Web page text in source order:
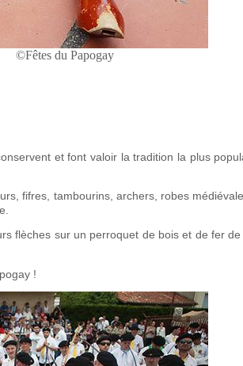
©Fêtes du Papogay
et font valoir la tradition la plus
fifres, tambourins, archers, robes
flèches sur un perroquet de bois et de fer
!